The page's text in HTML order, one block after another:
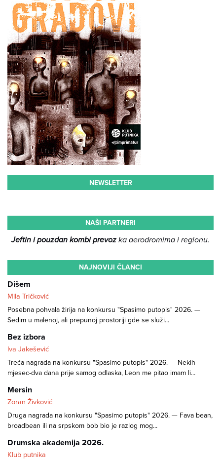
NEWSLETTER
NAŠI PARTNERI
Jeftin i pouzdan kombi prevozka aerodromima i regionu.
NAJNOVIJI ČLANCI
Dišem
Mila Tričković
Posebna pohvala žirija na konkursu "Spasimo putopis" 2026. —
Sedim u malenoj, ali prepunoj prostoriji gde se služi...
Bez izbora
Iva Jakešević
Treća nagrada na konkursu "Spasimo putopis" 2026. — Nekih
mjesec-dva dana prije samog odlaska, Leon me pitao imam li...
Mersin
Zoran Živković
Druga nagrada na konkursu "Spasimo putopis" 2026. — Fava bean,
broadbean ili na srpskom bob bio je razlog mog...
Drumska akademija 2026.
Klub putnika